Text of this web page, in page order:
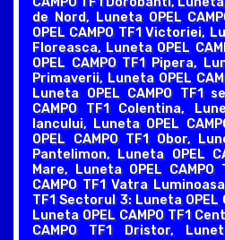
de Nord, Luneta OPEL
OPEL CAMPO TF1 Victoriei,
Floreasca, Luneta OPEL
OPEL CAMPO TF1 Pipera,
Primaverii, Luneta OPEL
Luneta OPEL CAMPO TF1
CAMPO TF1 Colentina,
Iancului, Luneta OPEL
OPEL CAMPO TF1 Obor,
Pantelimon, Luneta OPEL
Mare, Luneta OPEL
CAMPO TF1 Vatra
TF1 Sectorul 3: Luneta OPEL
Luneta OPEL CAMPO TF1
CAMPO TF1 Dristor,